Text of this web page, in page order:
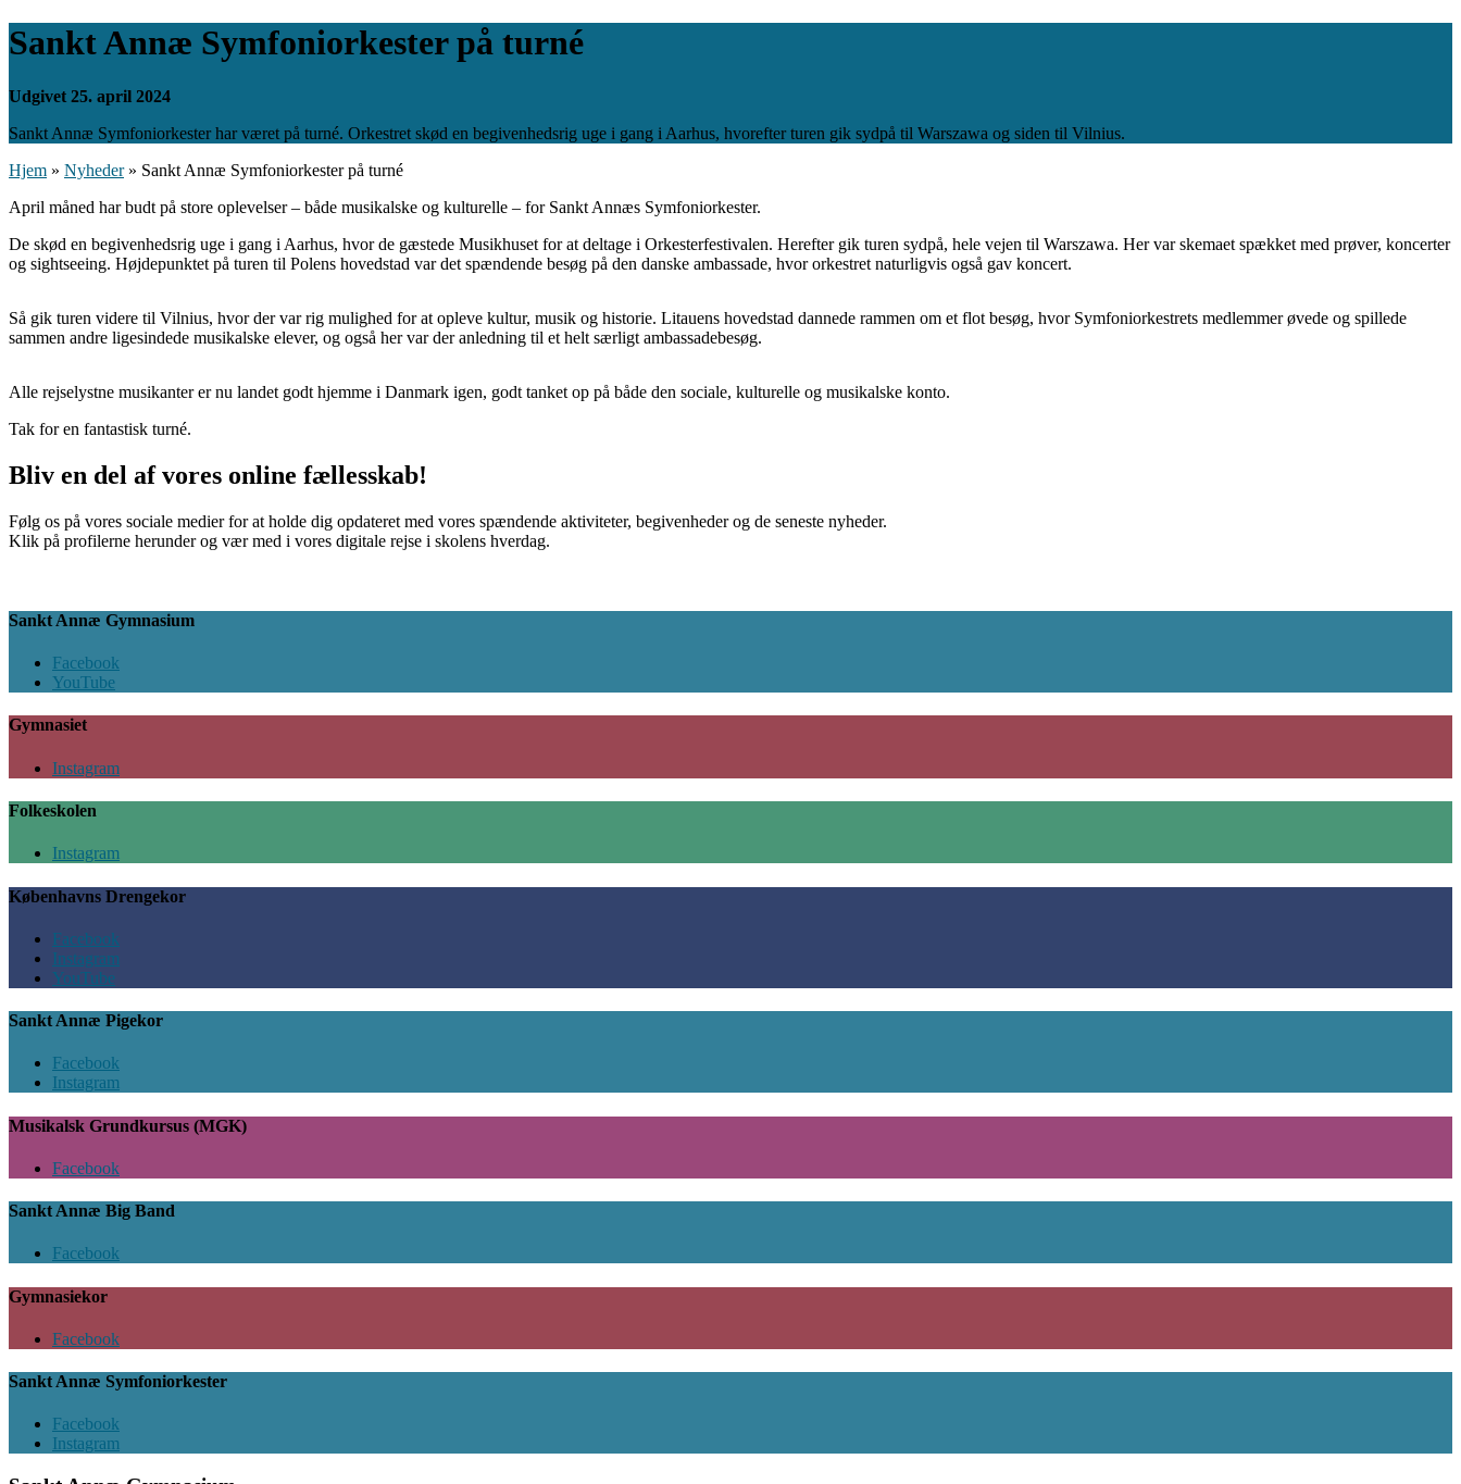
Sankt Annæ Symfoniorkester på turné
Udgivet 25. april 2024
Sankt Annæ Symfoniorkester har været på turné. Orkestret skød en begivenhedsrig uge i gang i Aarhus, hvorefter turen gik sydpå til Warszawa og siden til Vilnius.
Hjem » Nyheder» Sankt Annæ Symfoniorkester på turné
April måned har budt på store oplevelser – både musikalske og kulturelle – for Sankt Annæs Symfoniorkester.
De skød en begivenhedsrig uge i gang i Aarhus, hvor de gæstede Musikhuset for at deltage i Orkesterfestivalen. Herefter gik turen sydpå, hele vejen til Warszawa. Her var skemaet spækket med prøver, koncerter
og sightseeing. Højdepunktet på turen til Polens hovedstad var det spændende besøg på den danske ambassade, hvor orkestret naturligvis også gav koncert.
Så gik turen videre til Vilnius, hvor der var rig mulighed for at opleve kultur, musik og historie. Litauens hovedstad dannede rammen om et flot besøg, hvor Symfoniorkestrets medlemmer øvede og spillede
sammen andre ligesindede musikalske elever, og også her var der anledning til et helt særligt ambassadebesøg.
Alle rejselystne musikanter er nu landet godt hjemme i Danmark igen, godt tanket op på både den sociale, kulturelle og musikalske konto.
Tak for en fantastisk turné.
Bliv en del af vores online fællesskab!
Følg os på vores sociale medier for at holde dig opdateret med vores spændende aktiviteter, begivenheder og de seneste nyheder.
Klik på profilerne herunder og vær med i vores digitale rejse i skolens hverdag.
Sankt Annæ Gymnasium
Facebook
YouTube
Gymnasiet
Instagram
Folkeskolen
Instagram
Københavns Drengekor
Facebook
Instagram
YouTube
Sankt Annæ Pigekor
Facebook
Instagram
Musikalsk Grundkursus (MGK)
Facebook
Sankt Annæ Big Band
Facebook
Gymnasiekor
Facebook
Sankt Annæ Symfoniorkester
Facebook
Instagram